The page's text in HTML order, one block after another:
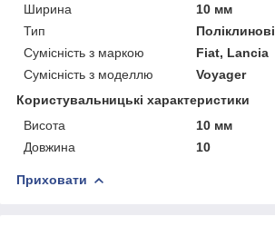
Ширина
10 мм
Тип
Поліклинові
Сумісність з маркою
Fiat, Lancia
Сумісність з моделлю
Voyager
Користувальницькі характеристики
Висота
10 мм
Довжина
10
Приховати